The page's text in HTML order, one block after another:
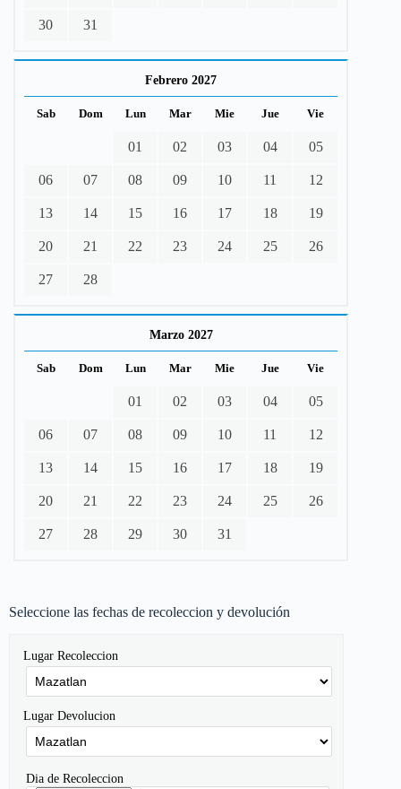
30 31
Febrero 2027
Sab Dom Lun Mar Mie Jue Vie
01 02 03 04 05
06 07 08 09 10 11 12
13 14 15 16 17 18 19
20 21 22 23 24 25 26
27 28
Marzo 2027
Sab Dom Lun Mar Mie Jue Vie
01 02 03 04 05
06 07 08 09 10 11 12
13 14 15 16 17 18 19
20 21 22 23 24 25 26
27 28 29 30 31
Seleccione las fechas de recoleccion y devolución
Lugar Recoleccion
Lugar Devolucion
Dia de Recoleccion